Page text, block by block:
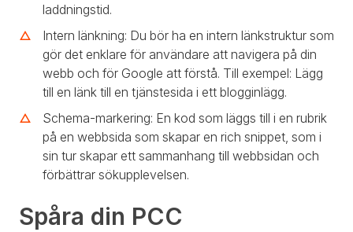
laddningstid.
Intern länkning: Du bör ha en intern länkstruktur som
gör det enklare för användare att navigera på din
webb och för Google att förstå. Till exempel: Lägg
till en länk till en tjänstesida i ett blogginlägg.
Schema-markering: En kod som läggs till i en rubrik
på en webbsida som skapar en rich snippet, som i
sin tur skapar ett sammanhang till webbsidan och
förbättrar sökupplevelsen.
Spåra din PCC